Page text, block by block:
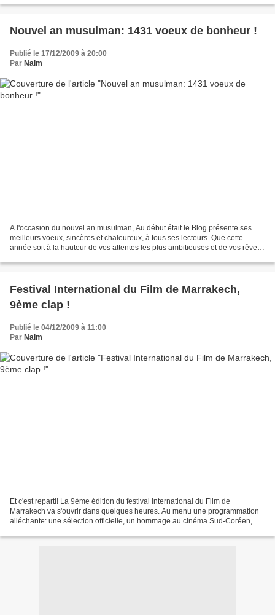
Nouvel an musulman: 1431 voeux de bonheur !
Publié le 17/12/2009 à 20:00
Par Naim
A l'occasion du nouvel an musulman, Au début était le Blog présente ses
meilleurs voeux, sincères et chaleureux, à tous ses lecteurs. Que cette
année soit à la hauteur de vos attentes les plus ambitieuses et de vos rêves
Festival International du Film de Marrakech,
9ème clap !
Publié le 04/12/2009 à 11:00
Par Naim
Et c'est reparti! La 9ème édition du festival International du Film de
Marrakech va s'ouvrir dans quelques heures. Au menu une programmation
alléchante: une sélection officielle, un hommage au cinéma Sud-Coréen,